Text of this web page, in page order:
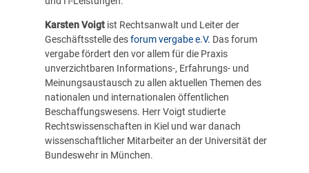
Karsten Voigtist Rechtsanwalt und Leiter der
Geschäftsstelle desforum vergabe e.V. Das forum
vergabe fördert den vor allem für die Praxis
unverzichtbaren Informations-, Erfahrungs- und
Meinungsaustausch zu allen aktuellen Themen des
nationalen und internationalen öffentlichen
Beschaffungswesens. Herr Voigt studierte
Rechtswissenschaften in Kiel und war danach
wissenschaftlicher Mitarbeiter an der Universität der
Bundeswehr in München.